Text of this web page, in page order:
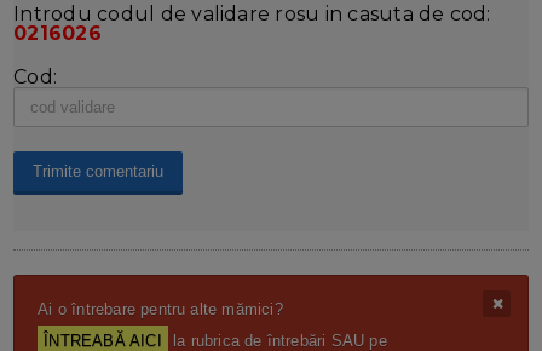
Introdu codul de validare rosu in casuta de cod:
0216026
Cod:
Ai o întrebare pentru alte mămici?
ÎNTREABĂ AICI
la rubrica de întrebări SAU pe